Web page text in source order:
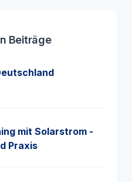
Beiträge
mit Solarstrom -
Praxis